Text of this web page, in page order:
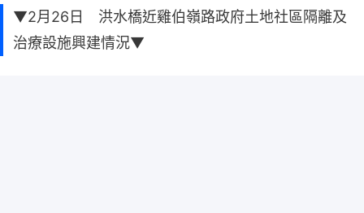
▼2月26日 洪水橋近雞伯嶺路政府土地社區隔離及
治療設施興建情況▼